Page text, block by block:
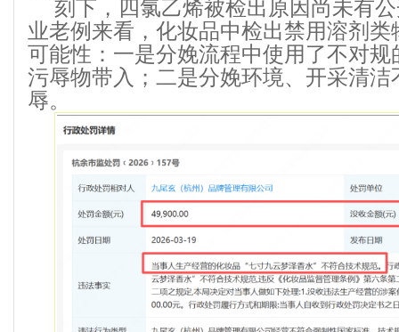
刻下，四氯乙烯被检出原因尚未有
业老例来看，化妆品中检出禁用溶剂
可能性：一是分娩流程中使用了不对
污辱物带入；二是分娩环境、开采清
辱。